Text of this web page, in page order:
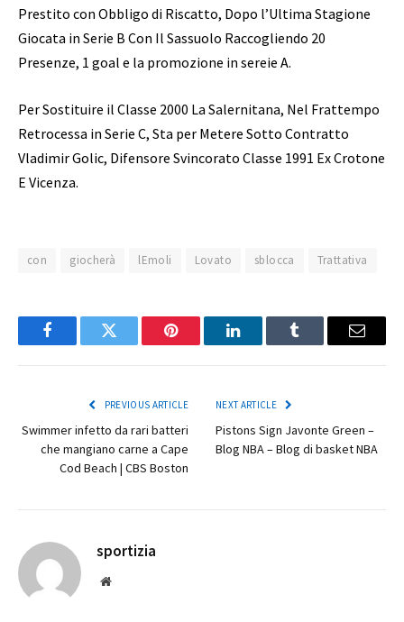
Prestito con Obbligo di Riscatto, Dopo l’Ultima Stagione
Giocata in Serie B Con Il Sassuolo Raccogliendo 20
Presenze, 1 goal e la promozione in sereie A.
Per Sostituire il Classe 2000 La Salernitana, Nel Frattempo
Retrocessa in Serie C, Sta per Metere Sotto Contratto
Vladimir Golic, Difensore Svincorato Classe 1991 Ex Crotone
E Vicenza.
con giocherà lEmoli Lovato sblocca Trattativa
FacebookTwitter Pinterest LinkedInTumblr Email
PREVIOUS ARTICLE
Swimmer infetto da rari batteri
che mangiano carne a Cape
Cod Beach | CBS Boston
NEXT ARTICLE
Pistons Sign Javonte Green –
Blog NBA – Blog di basket NBA
sportizia
Website